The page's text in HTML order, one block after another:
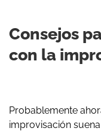
Consejos
con la
Probablemente
improvisación